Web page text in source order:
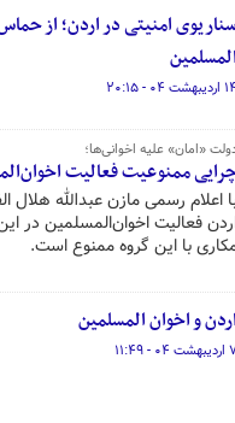
امنیتی در اردن؛ از
المسلمین
۱۴ اردیبهشت ۰۴ - ۲۰:۱۵
«امان» علیه اخوانی‌ها؛
ممنوعیت فعالیت
اعلام رسمی مازن عبدالله هلال
فعالیت اخوان‌المسلمین در
با این گروه ممنوع است.
اردن و اخوان المسلمین
- ۱۱:۴۹